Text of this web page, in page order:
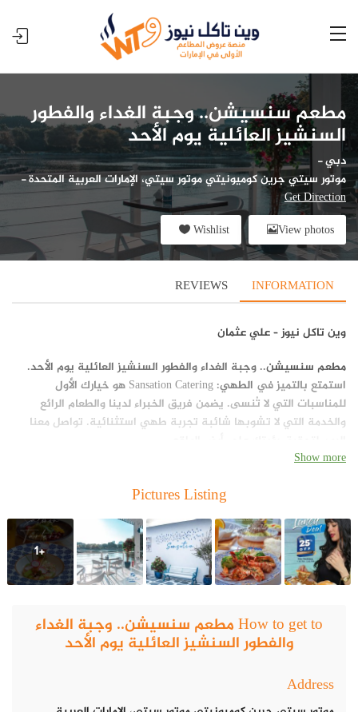
مطعم سنسيشن.. وجبة الغداء والفطور
السنشيز العائلية يوم الأحد
دبي-
موتور سيتي جرين كوميونيتي موتور سيتي، الإمارات العربية المتحدة-
Get Direction
View photos
Wishlist
INFORMATION
REVIEWS
وين تاكل نيوز – علي عثمان
مطعم سنسيشن.. وجبة الغداء والفطور السنشيز العائلية يوم الأحد.
استمتع بالتميز في الطهي
: Sansation Catering هو خيارك الأول
للمناسبات التي لا تُنسى. يضمن فريق الخبراء لدينا والطعام الرائع
والخدمة التي لا تشوبها شائبة تجربة طهي استثنائية. تواصل معنا
Show more
Pictures Listing
+1
How to get to مطعم سنسيشن.. وجبة الغداء
والفطور السنشيز العائلية يوم الأحد
Address